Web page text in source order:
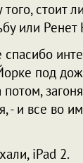
стоит
или Ренет
под
потом,
- и все во
iPad 2.